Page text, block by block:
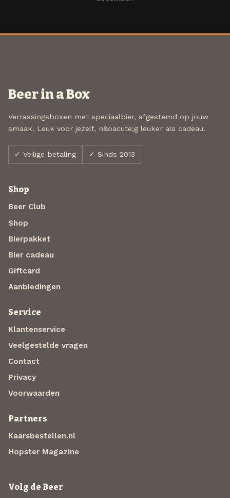
Beer in a Box
Verrassingsboxen met speciaalbier, afgestemd op jouw
smaak. Leuk voor jezelf, n&oacute;g leuker als cadeau.
✓ Veilige betaling ✓ Sinds 2013
Shop
Beer Club
Shop
Bierpakket
Bier cadeau
Giftcard
Aanbiedingen
Service
Klantenservice
Veelgestelde vragen
Contact
Privacy
Voorwaarden
Partners
Kaarsbestellen.nl
Hopster Magazine
Volg de Beer